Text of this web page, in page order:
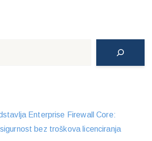
Enterprise Firewall Core:
bez troškova licenciranja